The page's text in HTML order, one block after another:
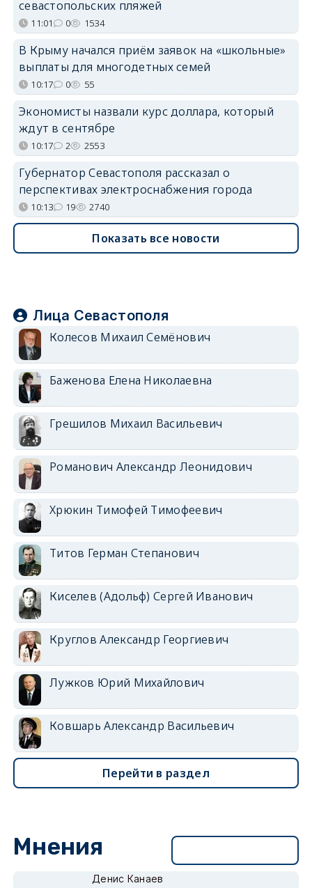
севастопольских пляжей
11:01 0 1534
В Крыму начался приём заявок на «школьные»
выплаты для многодетных семей
10:17 0 55
Экономисты назвали курс доллара, который
ждут в сентябре
10:17 2 2553
Губернатор Севастополя рассказал о
перспективах электроснабжения города
10:13 19 2740
Показать все новости
Лица Севастополя
Колесов Михаил Семёнович
Баженова Елена Николаевна
Грешилов Михаил Васильевич
Романович Александр Леонидович
Хрюкин Тимофей Тимофеевич
Титов Герман Степанович
Киселев (Адольф) Сергей Иванович
Круглов Александр Георгиевич
Лужков Юрий Михайлович
Ковшарь Александр Васильевич
Перейти в раздел
Мнения
Денис Канаев